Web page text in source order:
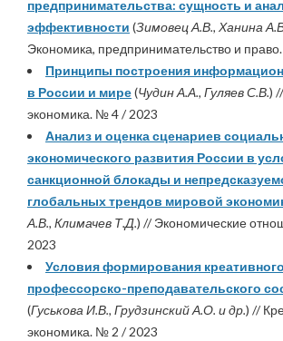
предпринимательства: сущность и
эффективности (Зимовец А.В., Ханина
Экономика, предпринимательство и
Принципы построения
в России и мире(Чудин А.А., Гуляев С.В.)
экономика. № 4 / 2023
Анализ и оценка сценариев
экономического развития России в
санкционной блокады и
глобальных трендов мировой
А.В., Климачев Т.Д.) // Экономические
2023
Условия формирования
профессорско-преподавательского
(Гуськова И.В., Грудзинский А.О. и др.) //
экономика. № 2 / 2023